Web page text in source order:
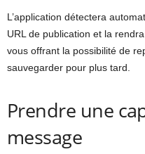
L’application détectera
URL de publication et la
vous offrant la possibilité de
sauvegarder pour plus tard.
Prendre une
message